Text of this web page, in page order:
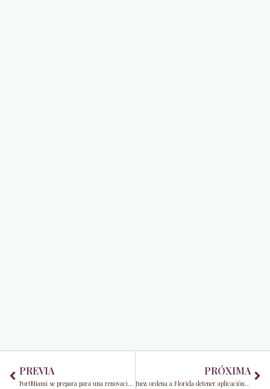
PREVIA
PortMiami se prepara para una renovación tecnológica con los ganadores del Desafío de Innovación
PRÓXIMA
Juez ordena a Florida detener aplicación de controvertida ley de inmigración